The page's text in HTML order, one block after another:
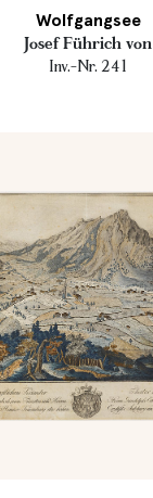
Wolfgangsee
Josef Führich von
Inv.-Nr. 241